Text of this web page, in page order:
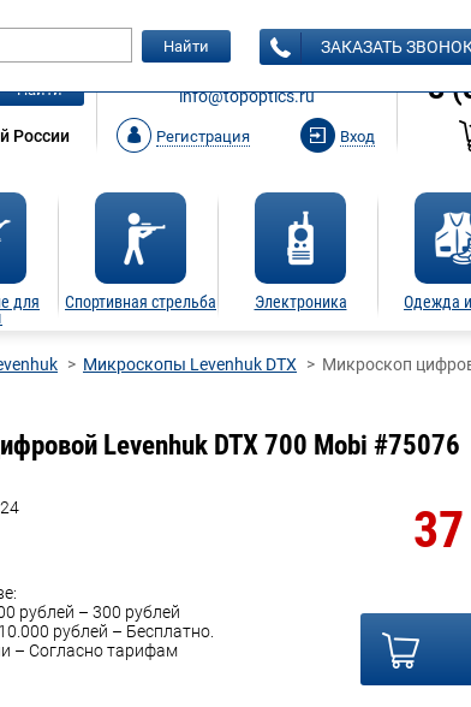
Найти
России
ЗАКАЗАТЬ ЗВОНОК
info@topoptics.ru
Регистрация Вход
8
8
для
Спортивная стрельба Электроника Одежда
Найти ЗАКАЗАТЬ
Микроскопы Levenhuk DTX
Микроскоп
Levenhuk DTX 700 Mobi #75076
рублей – 300 рублей
рублей – Бесплатно.
– Согласно тарифам